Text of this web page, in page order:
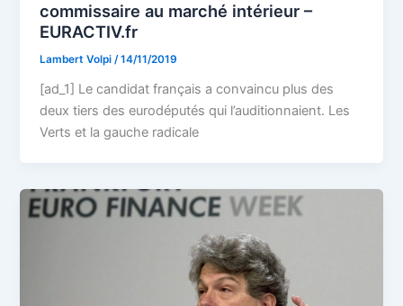
commissaire au marché intérieur –
EURACTIV.fr
Lambert Volpi/14/11/2019
[ad_1] Le candidat français a convaincu plus des
deux tiers des eurodéputés qui l’auditionnaient. Les
Verts et la gauche radicale